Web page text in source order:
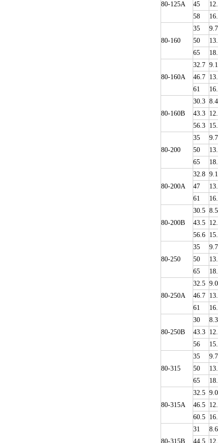
80-125A
45
58
80-160
35
50
65
80-160A
32.7 9.1
46.7
61
80-160B
30.3 8.4
43.3
56.3
80-200
35
50
65
80-200A
32.8 9.1
47
61
80-200B
30.5 8.5
43.5
56.6
80-250
35
50
65
80-250A
32.5 9.0
46.7
61
80-250B
30
8.3
43.3
56
80-315
35
50
65
80-315A
32.5 9.0
46.5
60.5
80-315B
31
8.6
44.5